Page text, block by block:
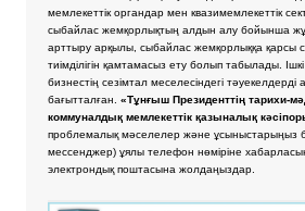
мемлекеттік органдар мен квазимемлекеттік
сыбайлас жемқорлықтың алдын алу бойынша
арттыру арқылы, сыбайлас жемқорлыққа қарсы
тиімділігін қамтамасыз ету болып табылады.
бизнестің сезімтал меселесіндегі
бағытталған. «Тұнғыш Президенттің тарихи-
коммуналдық мемлекеттік қазыналық
проблемалық мәселелер және ұсыныстарыңыз
мессенджер) ұялы телефон нөміріне
электрондық поштасына жолдаңыздар.